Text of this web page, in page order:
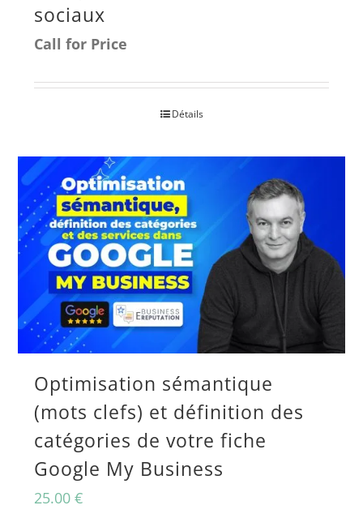
sociaux
Call for Price
Détails
Optimisation sémantique
(mots clefs) et définition des
catégories de votre fiche
Google My Business
25.00€